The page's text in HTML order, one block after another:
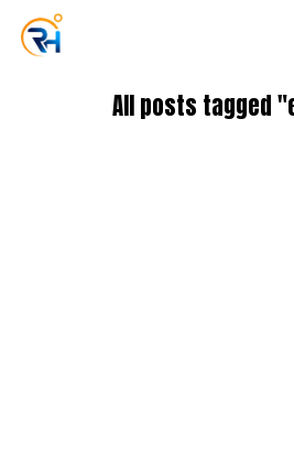
All posts tagged